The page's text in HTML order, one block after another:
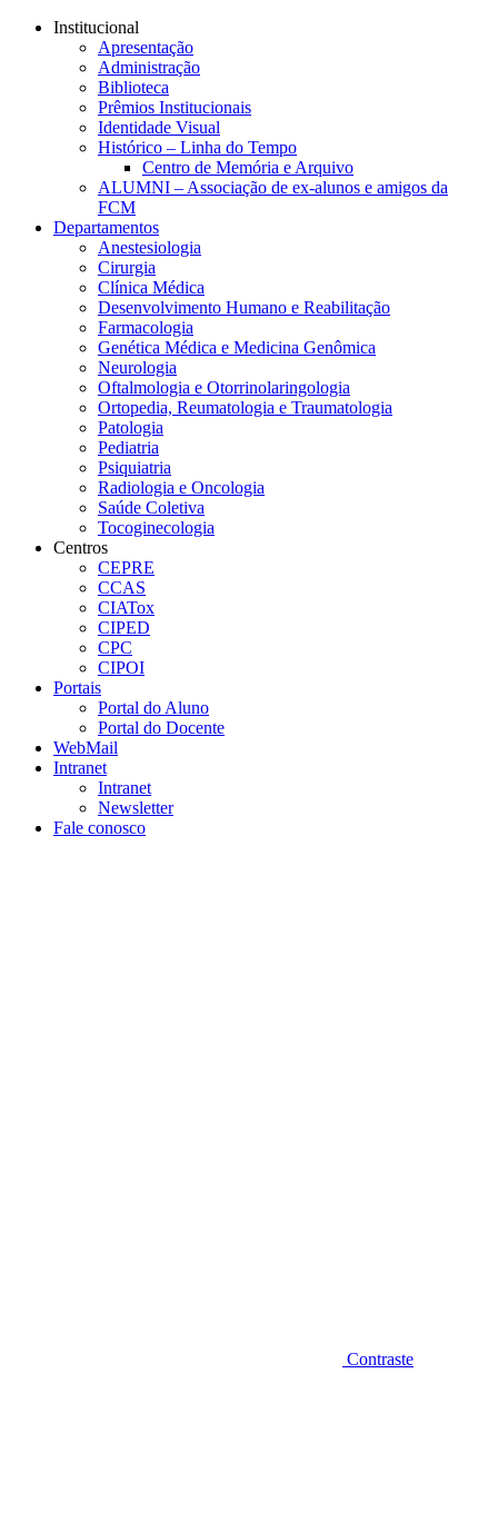
Conteúdo principal
Institucional
Apresentação
Administração
Biblioteca
Prêmios Institucionais
Identidade Visual
Histórico – Linha do Tempo
Centro de Memória e Arquivo
ALUMNI – Associação de ex-alunos e amigos da
FCM
Departamentos
Anestesiologia
Cirurgia
Clínica Médica
Desenvolvimento Humano e Reabilitação
Farmacologia
Genética Médica e Medicina Genômica
Neurologia
Oftalmologia e Otorrinolaringologia
Ortopedia, Reumatologia e Traumatologia
Patologia
Pediatria
Psiquiatria
Radiologia e Oncologia
Saúde Coletiva
Tocoginecologia
Centros
CEPRE
CCAS
CIATox
CIPED
CPC
CIPOI
Portais
Portal do Aluno
Portal do Docente
WebMail
Intranet
Intranet
Newsletter
Fale conosco
Contraste